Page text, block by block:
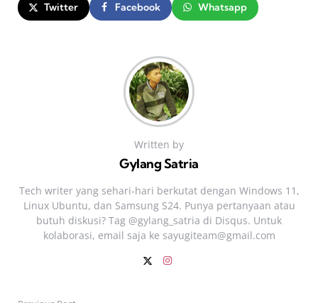
Twitter Facebook Whatsapp
Written by
Gylang Satria
Tech writer yang sehari‑hari berkutat dengan Windows 11,
Linux Ubuntu, dan Samsung S24. Punya pertanyaan atau
butuh diskusi? Tag @gylang_satria di Disqus. Untuk
kolaborasi, email saja ke sayugiteam@gmail.com